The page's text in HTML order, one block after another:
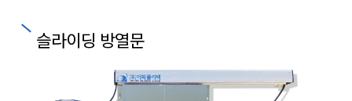
슬라이딩 방열문